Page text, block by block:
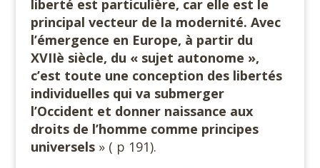
liberté est particulière, car elle est le
principal vecteur de la modernité. Avec
l’émergence en Europe, à partir du
XVIIè siècle, du « sujet autonome »,
c’est toute une conception des libertés
individuelles qui va submerger
l’Occident et donner naissance aux
droits de l’homme comme principes
universels » ( p 191).